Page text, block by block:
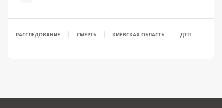
РАССЛЕДОВАНИЕ СМЕРТЬ КИЕВСКАЯ ОБЛАСТЬ ДТП